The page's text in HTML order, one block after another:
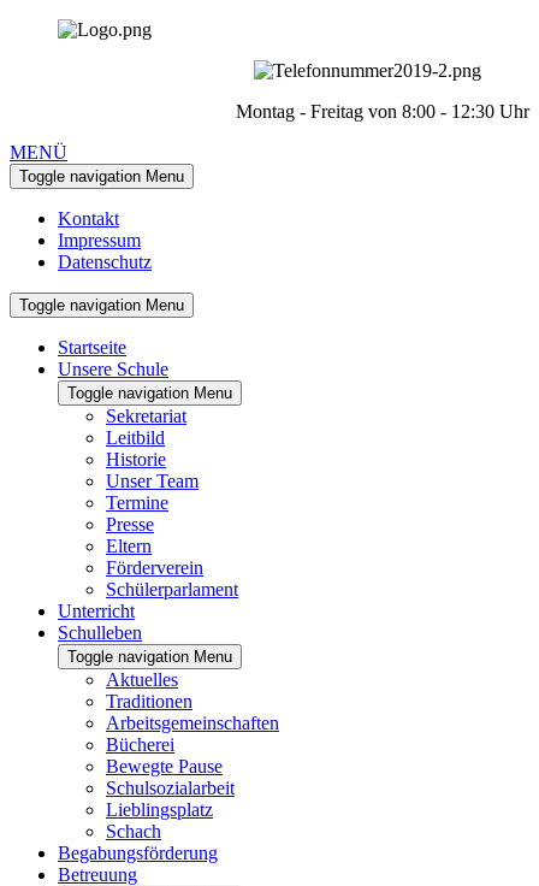
Montag - Freitag von 8:00 - 12:30 Uhr
MENÜ
Toggle navigation Menu
Kontakt
Impressum
Datenschutz
Toggle navigation Menu
Startseite
Unsere Schule
Toggle navigation Menu
Sekretariat
Leitbild
Historie
Unser Team
Termine
Presse
Eltern
Förderverein
Schülerparlament
Unterricht
Schulleben
Toggle navigation Menu
Aktuelles
Traditionen
Arbeitsgemeinschaften
Bücherei
Bewegte Pause
Schulsozialarbeit
Lieblingsplatz
Schach
Begabungsförderung
Betreuung